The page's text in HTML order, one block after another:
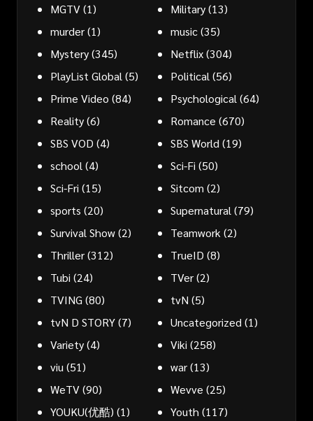
MGTV(1) Military(13)
murder(1) music(35)
Mystery(345) Netflix(304)
PlayList Global (5) Political (56)
Prime Video (84) Psychological (64)
Reality(6) Romance (670)
SBS VOD (4) SBS World (19)
school (4) Sci-Fi (50)
Sci-Fri (15) Sitcom (2)
sports (20) Supernatural (79)
Survival Show(2) Teamwork (2)
Thriller(312) TrueID (8)
Tubi (24) TVer(2)
TVING (80) tvN (5)
tvN D STORY(7) Uncategorized (1)
Variety(4) Viki (258)
viu (51) war(13)
WeTV(90) Wevve (25)
YOUKU(优酷) (1) Youth (117)